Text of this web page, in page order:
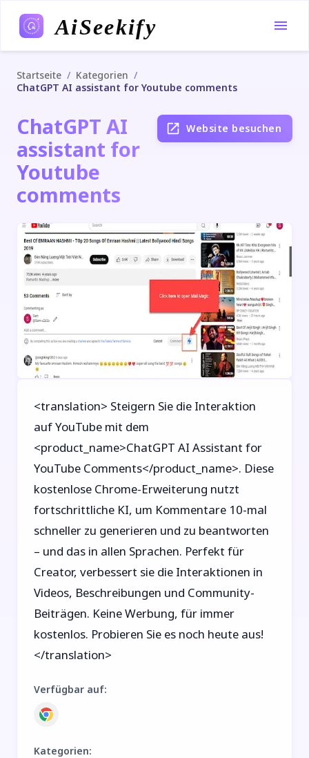
AiSeekify
Startseite / Kategorien /
ChatGPT AI assistant for Youtube comments
ChatGPT AI
assistant for
Youtube
comments
Website besuchen
<translation> Steigern Sie die Interaktion
auf YouTube mit dem
<product_name>ChatGPT AI Assistant for
YouTube Comments</product_name>. Diese
kostenlose Chrome-Erweiterung nutzt
fortschrittliche KI, um Kommentare 10-mal
schneller zu generieren und zu beantworten
– und das in allen Sprachen. Perfekt für
Creator, verbessert sie die Interaktionen in
Videos, Beschreibungen und Community-
Beiträgen. Keine Werbung, für immer
kostenlos. Probieren Sie es noch heute aus!
</translation>
Verfügbar auf:
Kategorien: